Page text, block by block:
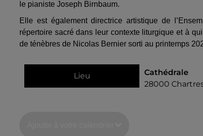
le pianiste Joseph Birnbaum.
Elle est également directrice artistique de
répertoire sacré dans leur contexte liturgique et à
de ténèbres de Nicolas Bernier sorti au printemps
Lieu
Cathédrale
28000